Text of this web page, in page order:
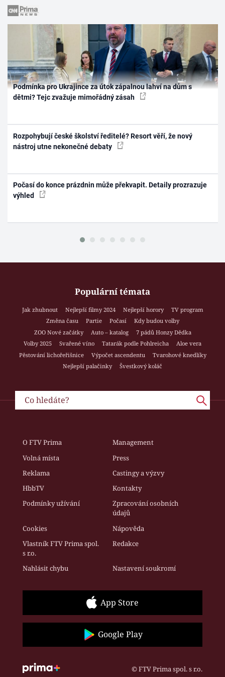
Podmínka pro Ukrajince za útok zápalnou lahví na dům s
dětmi? Tejc zvažuje mimořádný zásah
Rozpohybují české školství ředitelé? Resort věří, že nový
nástroj utne nekonečné debaty
Počasí do konce prázdnin může překvapit. Detaily prozrazuje
výhled
Populární témata
Jak zhubnout Nejlepší filmy 2024 Nejlepší horory
TV program
Změna času
Partie Počasí
Kdy budou volby
ZOO Nové začátky
Auto – katalog
7 pádů Honzy Dědka
Volby 2025
Svařené víno Tatarák podle Pohlreicha
Aloe vera
Pěstování lichořeřišnice
Výpočet ascendentu
Tvarohové knedlíky
Nejlepší palačinky
Švestkový koláč
O FTV Prima
Management
Volná místa
Press
Reklama
Castingy a výzvy
HbbTV
Kontakty
Podmínky užívání
Zpracování osobních
údajů
Cookies
Nápověda
Vlastník FTV Prima spol.
s r.o.
Redakce
Nahlásit chybu Nastavení soukromí
App Store
Google Play
© FTV Prima spol. s r.o.